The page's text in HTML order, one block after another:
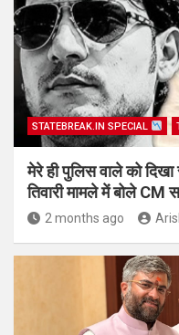
STATEBREAK.IN SPECIAL
मेरे ही पुलिस वाले को
तिवारी मामले में बोले CM
2 months ago